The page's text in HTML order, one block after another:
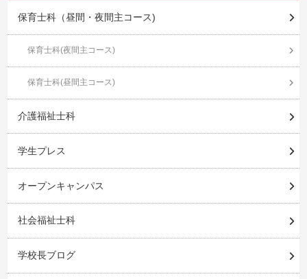
保育士科（昼間・夜間主コース)
保育士科(夜間主コース)
保育士科(昼間主コース)
介護福祉士科
学生プレス
オープンキャンパス
社会福祉士科
学校長ブログ